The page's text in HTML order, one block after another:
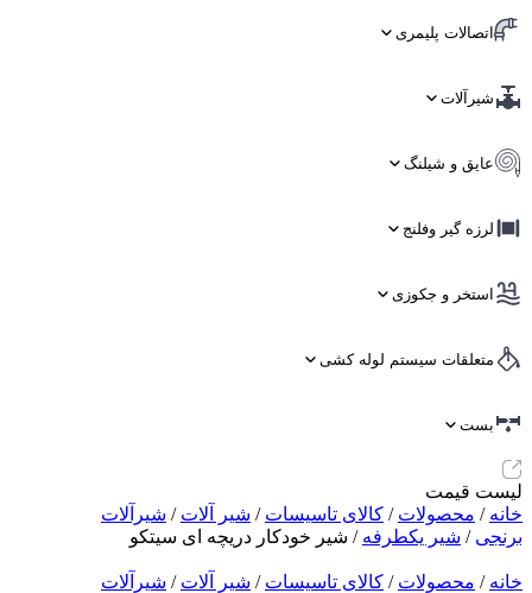
اتصالات پلیمری
شیرآلات
عایق و شیلنگ
لرزه گیر وفلنج
استخر و جکوزی
متعلقات سیستم لوله کشی
بست
لیست قیمت
خانه / محصولات / کالای تاسیسات / شیر آلات / شیرآلات
برنجی / شیر یکطرفه / شیر خودکار دریچه ای سیتکو
خانه / محصولات / کالای تاسیسات / شیر آلات / شیرآلات